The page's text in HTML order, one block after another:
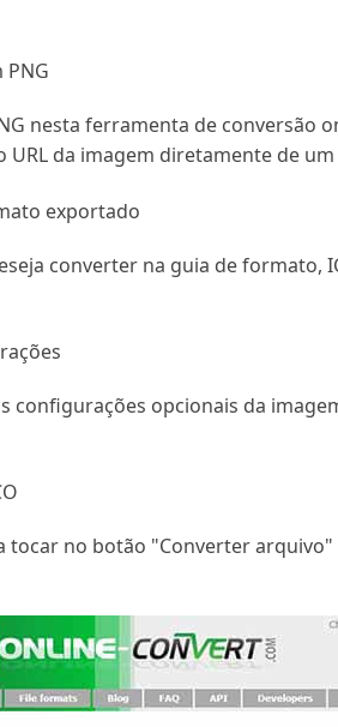
nesta ferramenta de conversão
da imagem diretamente de um
exportado
converter na guia de formato,
configurações opcionais da
no botão "Converter arquivo"